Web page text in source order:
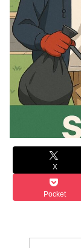
X
Pocket